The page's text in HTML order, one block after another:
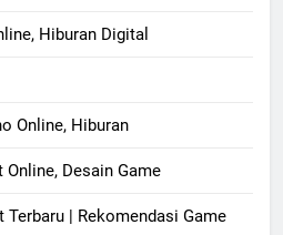
Hiburan Digital
Online, Hiburan
Desain Game
Terbaru | Rekomendasi Game